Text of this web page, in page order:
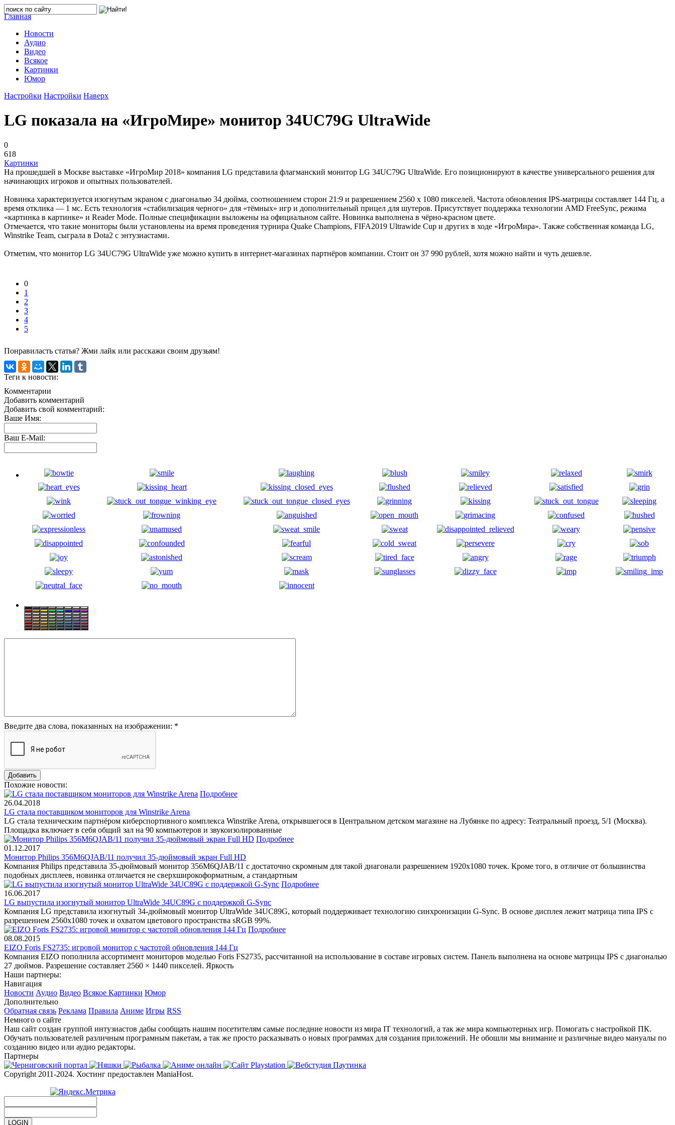
Главная
Новости
Аудио
Видео
Всякое
Картинки
Юмор
Настройки Настройки Наверх
LG показала на «ИгроМире» монитор 34UC79G UltraWide
0
618
Картинки
На прошедшей в Москве выставке «ИгроМир 2018» компания LG представила флагманский монитор LG 34UC79G UltraWide. Его позиционируют в качестве универсального решения для
начинающих игроков и опытных пользователей.
Новинка характеризуется изогнутым экраном с диагональю 34 дюйма, соотношением сторон 21:9 и разрешением 2560 x 1080 пикселей. Частота обновления IPS-матрицы составляет 144 Гц, а
время отклика — 1 мс. Есть технология «стабилизация черного» для «тёмных» игр и дополнительный прицел для шутеров. Присутствует поддержка технологии AMD FreeSync, режима
«картинка в картинке» и Reader Mode. Полные спецификации выложены на официальном сайте. Новинка выполнена в чёрно-красном цвете.
Отмечается, что такие мониторы были установлены на время проведения турнира Quake Champions, FIFA2019 Ultrawide Cup и других в ходе «ИгроМира». Также собственная команда LG,
Winstrike Team, сыграла в Dota2 с энтузиастами.
Отметим, что монитор LG 34UC79G UltraWide уже можно купить в интернет-магазинах партнёров компании. Стоит он 37 990 рублей, хотя можно найти и чуть дешевле.
0
1
2
3
4
5
Понравиласть статья? Жми лайк или расскажи своим друзьям!
Теги к новости:
Комментарии
Добавить комментарий
Добавить свой комментарий:
Ваше Имя:
Ваш E-Mail:
Введите два слова, показанных на изображении: *
Похожие новости:
Подробнее
26.04.2018
LG стала поставщиком мониторов для Winstrike Arena
LG стала техническим партнёром киберспортивного комплекса Winstrike Arena, открывшегося в Центральном детском магазине на Лубянке по адресу: Театральный проезд, 5/1 (Москва).
Площадка включает в себя общий зал на 90 компьютеров и звукоизолированные
Подробнее
01.12.2017
Монитор Philips 356M6QJAB/11 получил 35-дюймовый экран Full HD
Компания Philips представила 35-дюймовый монитор 356M6QJAB/11 с достаточно скромным для такой диагонали разрешением 1920х1080 точек. Кроме того, в отличие от большинства
подобных дисплеев, новинка отличается не сверхширокоформатным, а стандартным
Подробнее
16.06.2017
LG выпустила изогнутый монитор UltraWide 34UC89G с поддержкой G-Sync
Компания LG представила изогнутый 34-дюймовый монитор UltraWide 34UC89G, который поддерживает технологию синхронизации G-Sync. В основе дисплея лежит матрица типа IPS с
разрешением 2560х1080 точек и охватом цветового пространства sRGB 99%.
Подробнее
08.08.2015
EIZO Foris FS2735: игровой монитор с частотой обновления 144 Гц
Компания EIZO пополнила ассортимент мониторов моделью Foris FS2735, рассчитанной на использование в составе игровых систем. Панель выполнена на основе матрицы IPS с диагональю
27 дюймов. Разрешение составляет 2560 × 1440 пикселей. Яркость
Наши партнеры:
Навигация
Новости Аудио Видео Всякое Картинки Юмор
Дополнительно
Обратная связь Реклама Правила Аниме Игры RSS
Немного о сайте
Наш сайт создан группой интузиастов дабы сообщать нашим посетителям самые последние новости из мира IT технологий, а так же мира компьютерных игр. Помогать с настройкой ПК.
Обучать пользователей различным програмным пакетам, а так же просто расказывать о новых программах для создания приложений. Не обошли мы внимание и различные видео мануалы по
созданию видео или аудио редакторы.
Партнеры
Copyright 2011-2024. Хостинг предоставлен ManiaHost.